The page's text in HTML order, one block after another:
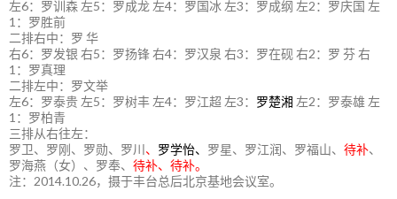
左6：罗训森 左5：罗成龙 左4：罗国冰 左3：罗成纲 左2：罗庆国 左
1：罗胜前
二排右中：罗 华
右6：罗发银 右5：罗扬锋 右4：罗汉泉 右3：罗在砚 右2：罗 芬 右
1：罗真理
二排左中：罗文举
左6：罗泰贵 左5：罗树丰 左4：罗江超 左3： 罗楚湘 左2：罗泰雄 左
1：罗柏青
三排从右往左：
罗卫、罗刚、罗勋、罗川 、 罗学怡、 罗星、罗江润、罗福山、 待补、
罗海燕（女）、罗奉、 待补、待补。
注：2014.10.26，摄于丰台总后北京基地会议室。